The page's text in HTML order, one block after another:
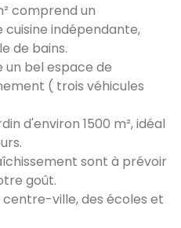
comprend un
cuisine indépendante,
de bains.
bel espace de
( trois véhicules
d'environ 1500 m², idéal
sont à prévoir
goût.
ville, des écoles et